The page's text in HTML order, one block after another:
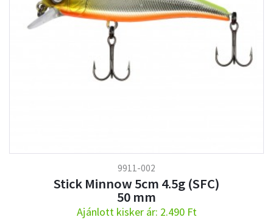
9911-002
Stick Minnow 5cm 4.5g (SFC)
50 mm
Ajánlott kisker ár: 2.490 Ft